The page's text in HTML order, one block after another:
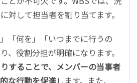
対して担当者を割り当てます。
「何を」「いつまでに行うの
、役割分担が明確になります。
することで、メンバーの当事者